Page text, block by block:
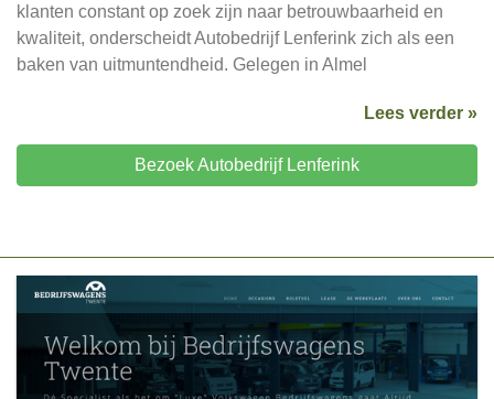
klanten constant op zoek zijn naar betrouwbaarheid en
kwaliteit, onderscheidt Autobedrijf Lenferink zich als een
baken van uitmuntendheid. Gelegen in Almel
Lees verder »
Bezoek Autobedrijf Lenferink